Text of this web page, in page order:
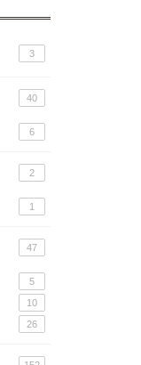
3
40
6
2
1
47
5
10
26